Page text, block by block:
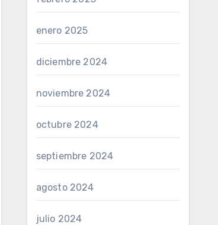
enero 2025
diciembre 2024
noviembre 2024
octubre 2024
septiembre 2024
agosto 2024
julio 2024